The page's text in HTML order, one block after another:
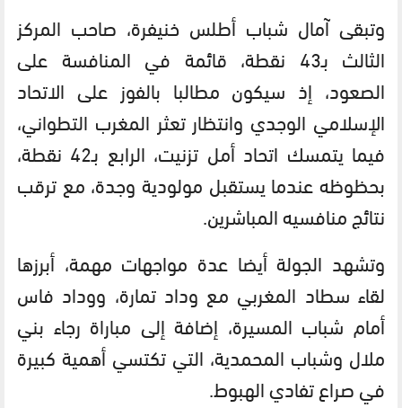
وتبقى آمال شباب أطلس خنيفرة، صاحب المركز
الثالث بـ43 نقطة، قائمة في المنافسة على
الصعود، إذ سيكون مطالبا بالفوز على الاتحاد
الإسلامي الوجدي وانتظار تعثر المغرب التطواني،
فيما يتمسك اتحاد أمل تزنيت، الرابع بـ42 نقطة،
بحظوظه عندما يستقبل مولودية وجدة، مع ترقب
نتائج منافسيه المباشرين.
وتشهد الجولة أيضا عدة مواجهات مهمة، أبرزها
لقاء سطاد المغربي مع وداد تمارة، ووداد فاس
أمام شباب المسيرة، إضافة إلى مباراة رجاء بني
ملال وشباب المحمدية، التي تكتسي أهمية كبيرة
في صراع تفادي الهبوط.